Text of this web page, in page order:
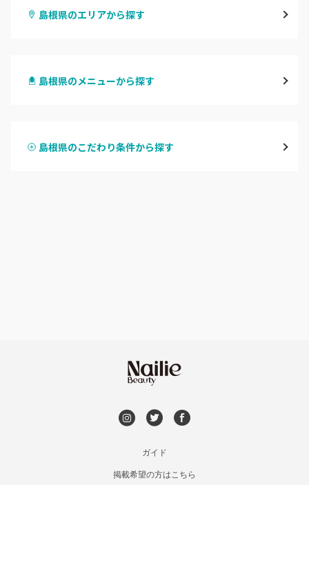
島根県のエリアから探す
出雲・雲南
島根県のメニューから探す
ハンドスカルプ
島根県のこだわり条件から探す
ガイド
掲載希望の方はこちら